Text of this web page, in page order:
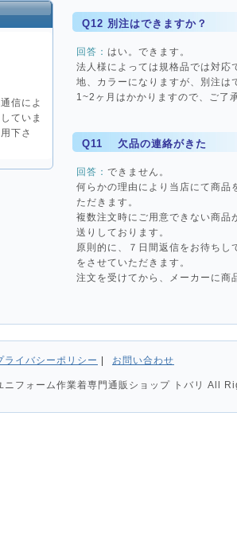
信によ
ていま
下さ
Q12 別注はできますか？
回答： はい。できます。
法人様によっては規格品では対
地、カラーになりますが、別注は
1~2ヶ月はかかりますので、ご了
Q11 欠品の連絡がきた
回答： できません。
何らかの理由により当店にて商品
ただきます。
複数注文時にご用意できない商品
送りしております。
原則的に、７日間返信をお待ち
をさせていただきます。
注文を受けてから、メーカーに
ライバシーポリシー お問い合わせ
フォーム作業着専門通販ショップ トバリ All